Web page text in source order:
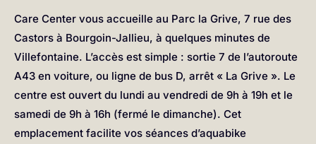
Care Center vous accueille au Parc la Grive, 7 rue des
Castors à Bourgoin-Jallieu, à quelques minutes de
Villefontaine. L’accès est simple : sortie 7 de l’autoroute
A43 en voiture, ou ligne de bus D, arrêt « La Grive ». Le
centre est ouvert du lundi au vendredi de 9h à 19h et le
samedi de 9h à 16h (fermé le dimanche). Cet
emplacement facilite vos séances d’aquabike